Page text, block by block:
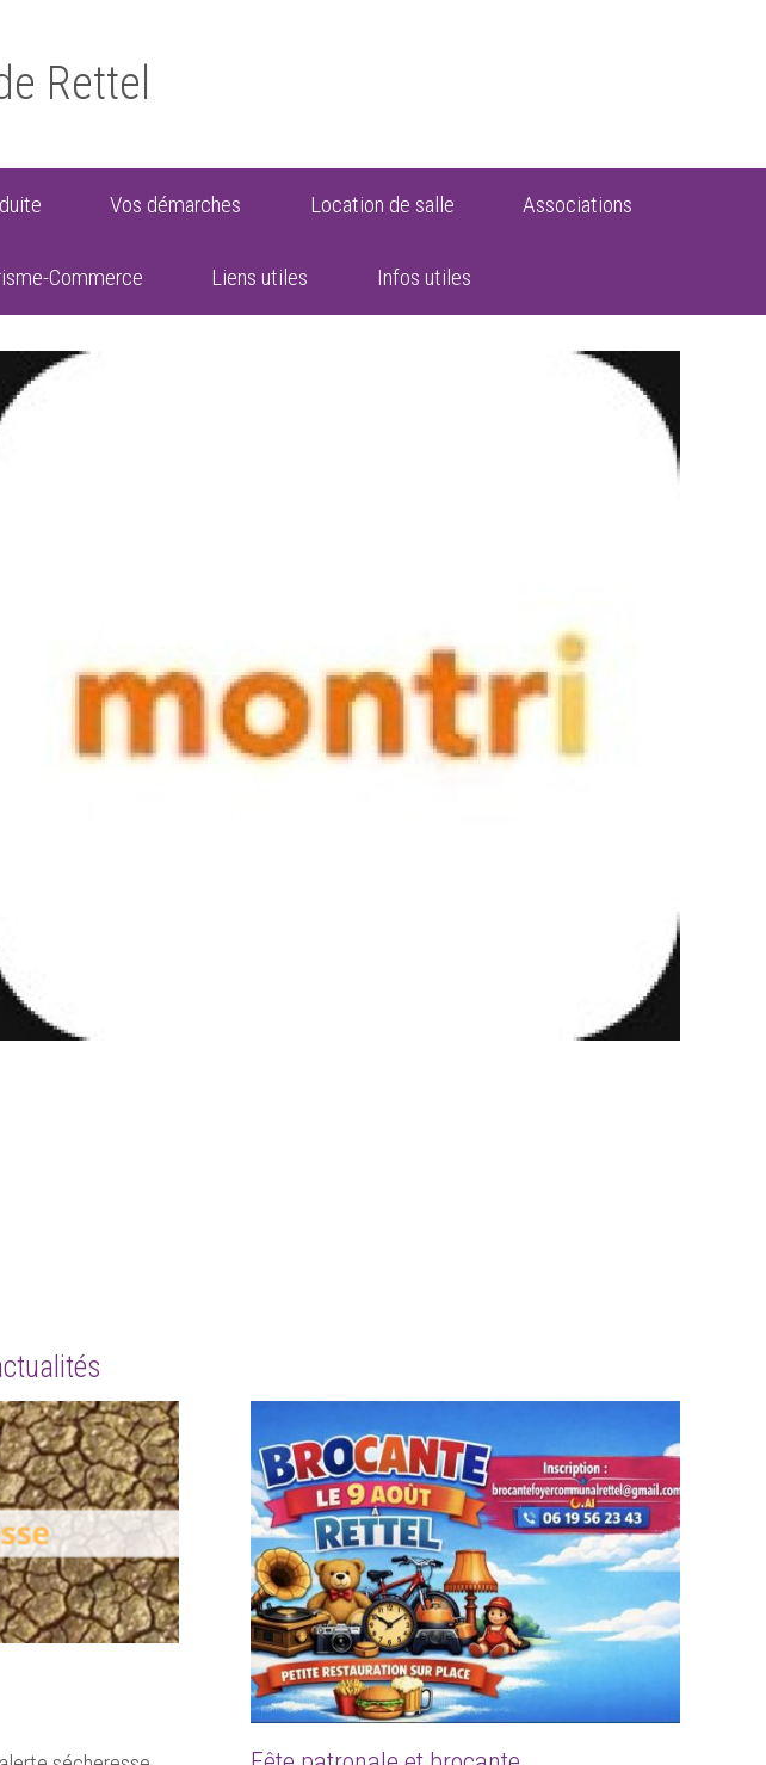
Rettel
Vos démarches Location de salle Associations
Commerce Liens utiles Infos utiles